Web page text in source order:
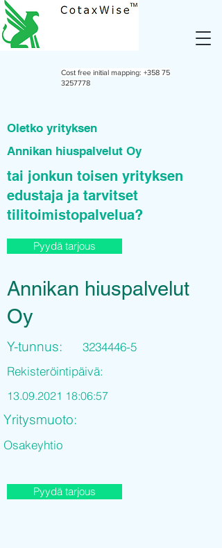
Cost free initial mapping: +358 75
3257778
Oletko yrityksen
Annikan hiuspalvelut Oy
tai jonkun toisen yrityksen
edustaja ja tarvitset
tilitoimistopalvelua?
Pyydä tarjous
Annikan hiuspalvelut
Oy
Y-tunnus:
3234446-5
Rekisteröintipäivä:
13.09.2021 18:06:57
Yritysmuoto:
Osakeyhtio
Pyydä tarjous